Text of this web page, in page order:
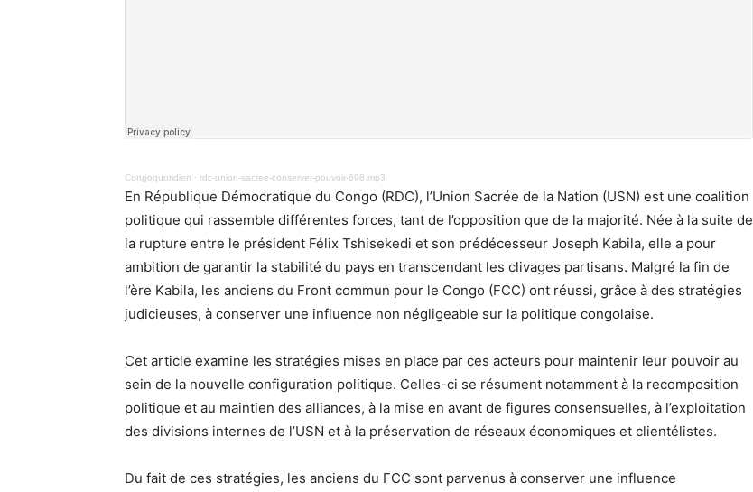
Congoquotidien · rdc-union-sacree-conserver-pouvoir-698.mp3
En République Démocratique du Congo (RDC), l’Union Sacrée de la Nation (USN) est une coalition
politique qui rassemble différentes forces, tant de l’opposition que de la majorité. Née à la suite de
la rupture entre le président Félix Tshisekedi et son prédécesseur Joseph Kabila, elle a pour
ambition de garantir la stabilité du pays en transcendant les clivages partisans. Malgré la fin de
l’ère Kabila, les anciens du Front commun pour le Congo (FCC) ont réussi, grâce à des stratégies
judicieuses, à conserver une influence non négligeable sur la politique congolaise.
Cet article examine les stratégies mises en place par ces acteurs pour maintenir leur pouvoir au
sein de la nouvelle configuration politique. Celles-ci se résument notamment à la recomposition
politique et au maintien des alliances, à la mise en avant de figures consensuelles, à l’exploitation
des divisions internes de l’USN et à la préservation de réseaux économiques et clientélistes.
Du fait de ces stratégies, les anciens du FCC sont parvenus à conserver une influence